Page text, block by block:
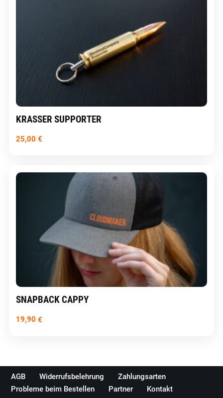
KRASSER SUPPORTER
25,00 €
SNAPBACK CAPPY
19,90 €
AGB Widerrufsbelehrung
Zahlungsarten
Probleme beim Bestellen
Partner
Kontakt